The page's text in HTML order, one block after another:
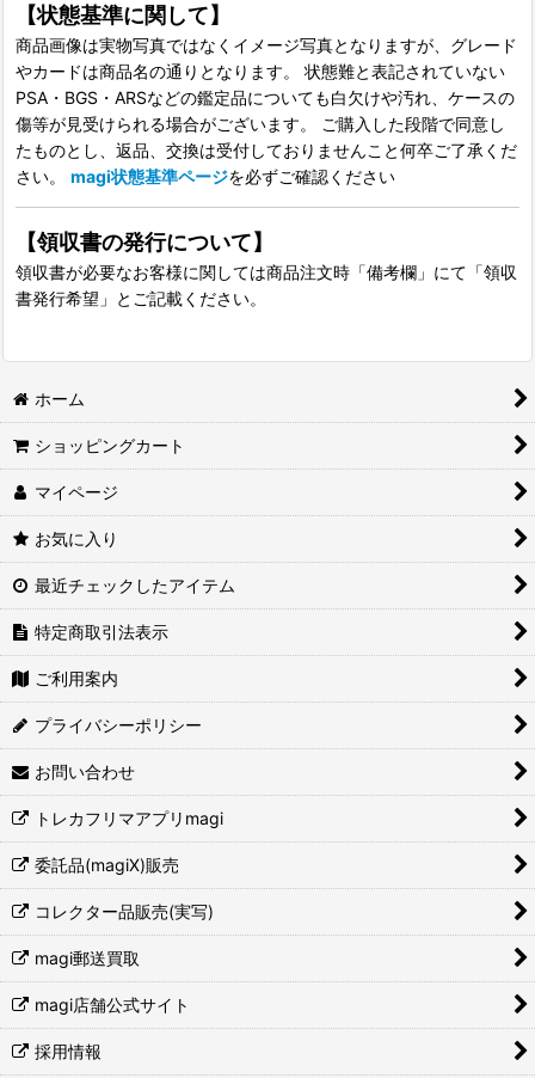
【状態基準に関して】
商品画像は実物写真ではなくイメージ写真となりますが、グレード
やカードは商品名の通りとなります。 状態難と表記されていない
PSA・BGS・ARSなどの鑑定品についても白欠けや汚れ、ケースの
傷等が見受けられる場合がございます。 ご購入した段階で同意し
たものとし、返品、交換は受付しておりませんこと何卒ご了承くだ
さい。 magi状態基準ページを必ずご確認ください
【領収書の発行について】
領収書が必要なお客様に関しては商品注文時「備考欄」にて「領収
書発行希望」とご記載ください。
ホーム
ショッピングカート
マイページ
お気に入り
最近チェックしたアイテム
特定商取引法表示
ご利用案内
プライバシーポリシー
お問い合わせ
トレカフリマアプリmagi
委託品(magiX)販売
コレクター品販売(実写)
magi郵送買取
magi店舗公式サイト
採用情報